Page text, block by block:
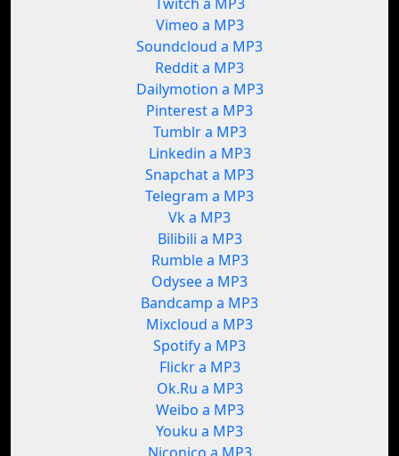
Vimeo a MP3
Soundcloud a MP3
Reddit a MP3
Dailymotion a MP3
Pinterest a MP3
Tumblr a MP3
Linkedin a MP3
Snapchat a MP3
Telegram a MP3
Vk a MP3
Bilibili a MP3
Rumble a MP3
Odysee a MP3
Bandcamp a MP3
Mixcloud a MP3
Spotify a MP3
Flickr a MP3
Ok.Ru a MP3
Weibo a MP3
Youku a MP3